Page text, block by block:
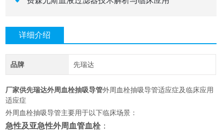
详细介绍
品牌 先瑞达
厂家供先瑞达外周血栓抽吸导管外周血栓抽吸导管适应症及临床应用
适应症
外周血栓抽吸导管主要用于以下临床场景：
急性及亚急性外周血管血栓：